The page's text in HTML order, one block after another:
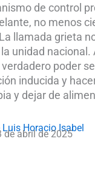
de control
no menos
llamada grieta
unidad
poder
inducida y
y dejar de
de abril de 2025